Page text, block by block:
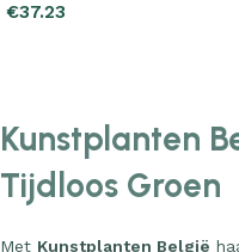
€37.23
Kunstplanten
Tijdloos Groen
Met Kunstplanten België